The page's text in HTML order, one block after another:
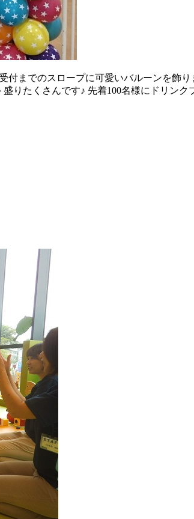
までのスロープに可愛いバルーンを飾
りたくさんです♪ 先着100名様にドリン